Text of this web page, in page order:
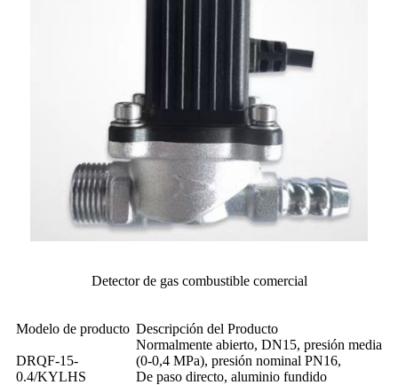
Detector de gas combustible comercial
Modelo de producto Descripción del Producto
DRQF-15-
0.4/KYLHS
Normalmente abierto, DN15, presión media
(0-0,4 MPa), presión nominal PN16,
De paso directo, aluminio fundido